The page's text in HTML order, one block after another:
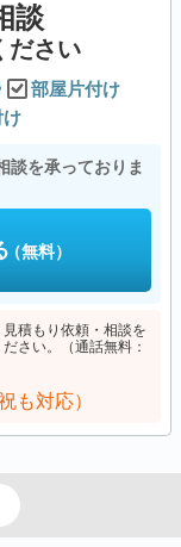
談
ださい
部屋片付け
け
談を承っておりま
（無料）
積もり依頼・相談を
さい。（通話無料：
も対応）